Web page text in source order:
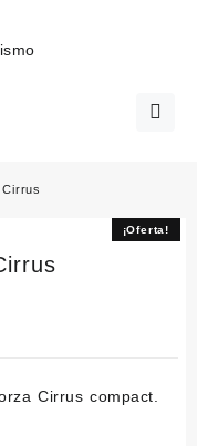
¡Oferta!
Cirrus compact.
¡Oferta!